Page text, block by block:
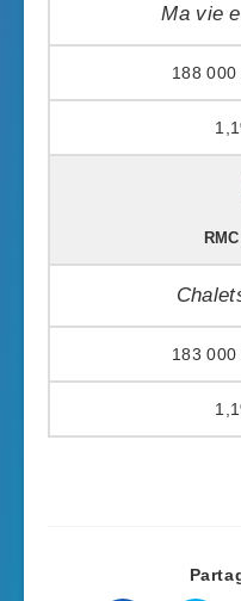
Ma vie
188 000
183 000